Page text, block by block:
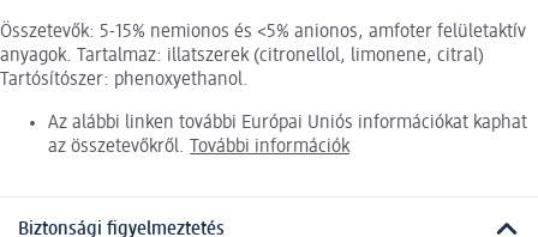
Összetevők: 5-15% nemionos és <5% anionos, amfoter felületaktív
anyagok. Tartalmaz: illatszerek (citronellol, limonene, citral)
Tartósítószer: phenoxyethanol.
Az alábbi linken további Európai Uniós információkat kaphat
az összetevőkről. További információk
Biztonsági figyelmeztetés